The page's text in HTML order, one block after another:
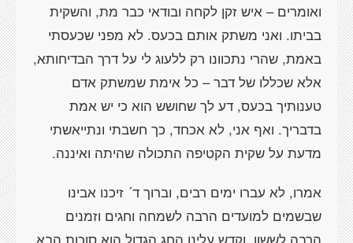
ואומרים – איש זקן לקחה ובודאי כבר מת, והשקית
בביתו. ואני משתק אותם בכעס. לא מפני שכעסתי
באמת, שהרי נתכוונו רק ללעוג לי על דרך הבדיחותא,
אלא שכללו של דבר – כל אימת שמשתק אדם
טענותיך בכעס, דע לך שחושש הוא כי יש אמת
בדבריך. ואף אני, לא אכחד, כך חשבתי ונתייאשתי
מדעת על שקית הקטיפה התכולה שהיתה ואיננה.
אמרו, לא עברו ימים רבים, וברוך ד´ זיכנו אבינו
שבשמים למועדים הרבה לשמחה וחגים וזמנים
הרבה לששון, וקדש עלינו החג הגדול הוא סוכות הבא